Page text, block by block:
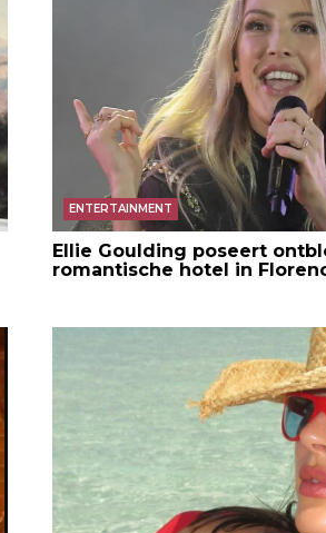
ENTERTAINMENT
Ellie Goulding poseert
romantische hotel in